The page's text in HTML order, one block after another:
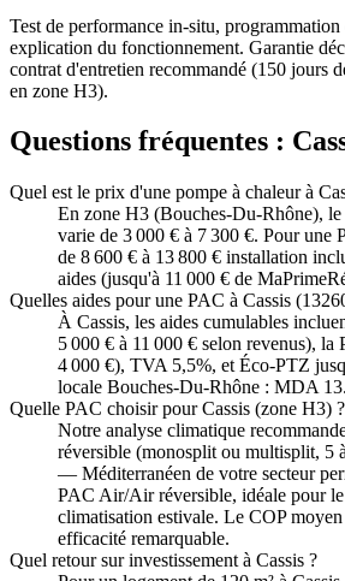
Test de performance in-situ, programmation
explication du fonctionnement. Garantie
contrat d'entretien recommandé (150 jours
en zone H3).
Questions fréquentes :
Quel est le prix d'une pompe à chaleur à
En zone H3 (Bouches-Du-Rhône),
varie de 3 000 € à 7 300 €. Pour une
de 8 600 € à 13 800 € installation
aides (jusqu'à 11 000 € de
Quelles aides pour une PAC à Cassis
À Cassis, les aides cumulables
5 000 € à 11 000 € selon revenus), la
4 000 €), TVA 5,5%, et Éco-PTZ
locale Bouches-Du-Rhône : MDA 13.
Quelle PAC choisir pour Cassis (zone H3) ?
Notre analyse climatique
réversible (monosplit ou multisplit, 5
— Méditerranéen de votre secteur
PAC Air/Air réversible, idéale pour
climatisation estivale. Le COP
efficacité remarquable.
Quel retour sur investissement à Cassis ?